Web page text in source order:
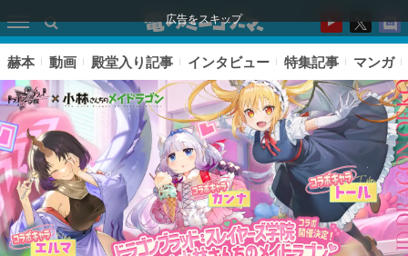
広告をスキップ
赫本 動画 殿堂入り記事 インタビュー 特集記事 マンガ